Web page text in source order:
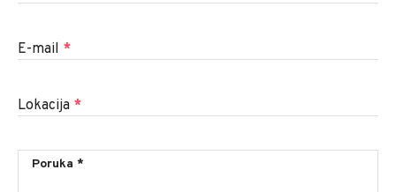
E-mail *
Lokacija *